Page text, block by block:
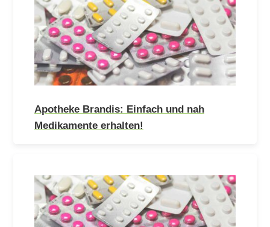
Apotheke Brandis: Einfach und nah
Medikamente erhalten!